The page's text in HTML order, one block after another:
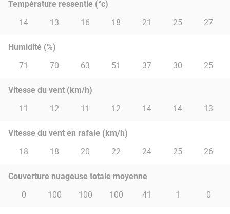
Température ressentie (°c)
14
13 16 18 21 25 27
Humidité (%)
71
70 63 51 37 30 25
Vitesse du vent (km/h)
11
12 11 12 14 14 13
Vitesse du vent en rafale (km/h)
18
18 20 22 24 25 26
Couverture nuageuse totale moyenne
0
100 100 100 41 1 0